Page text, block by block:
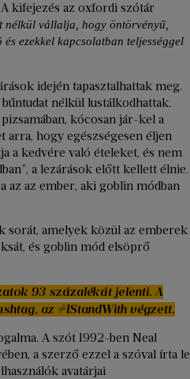
kifejezés az oxfordi szótár
nélkül vállalja, hogy öntörvényű,
ezekkel kapcsolatban teljességgel
idején tapasztalhattak meg.
nélkül lustálkodhattak.
kócosan jár-kel a
arra, hogy egészségesen éljen
a kedvére való ételeket, és nem
a lezárások előtt kellett élnie.
az az ember, aki goblin módban
sorát, amelyek közül az emberek
és goblin mód elsöprő
93 százalékát jelenti. A
az #IStandWith végzett.
A szót 1992-ben Neal
a szerző ezzel a szóval írta le
avatárjai